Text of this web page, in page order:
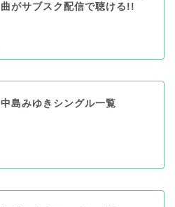
曲がサブスク配信で聴ける!!
中島みゆきシングル一覧